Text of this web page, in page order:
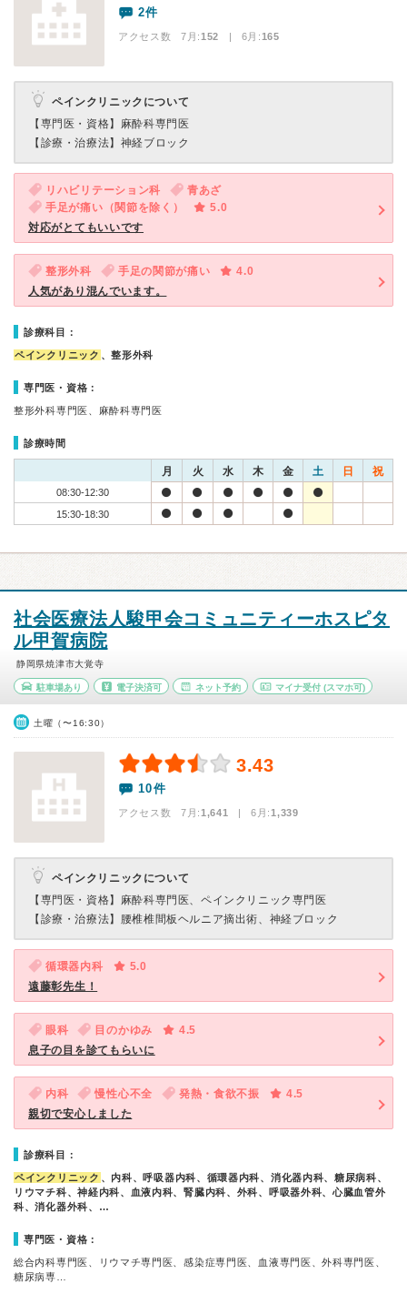
2件
アクセス数 7月:152 | 6月:165
ペインクリニックについて
【専門医・資格】 麻酔科専門医
【診療・治療法】 神経ブロック
リハビリテーション科
青あざ
手足が痛い（関節を除く）
5.0
対応がとてもいいです
整形外科 手足の関節が痛い
4.0
人気があり混んでいます。
診療科目：
ペインクリニック 、整形外科
専門医・資格：
整形外科専門医、麻酔科専門医
診療時間
月 火 水 木 金 土 日 祝
08:30-12:30
15:30-18:30
社会医療法人駿甲会コミュニティーホスピタ
ル甲賀病院
静岡県焼津市大覚寺
駐車場あり 電子決済可 ネット予約 マイナ受付 (スマホ可)
土曜（〜16:30）
3.43
10件
アクセス数 7月:1,641 | 6月:1,339
ペインクリニックについて
【専門医・資格】 麻酔科専門医、ペインクリニック専門医
【診療・治療法】
腰椎椎間板ヘルニア摘出術、神経ブロック
循環器内科
5.0
遠藤彰先生！
眼科 目のかゆみ
4.5
息子の目を診てもらいに
内科 慢性心不全 発熱・食欲不振
4.5
親切で安心しました
診療科目：
ペインクリニック 、内科、呼吸器内科、循環器内科、消化器内科、糖尿病科、
リウマチ科、神経内科、血液内科、腎臓内科、外科、呼吸器外科、心臓血管外
科、消化器外科、…
専門医・資格：
総合内科専門医、リウマチ専門医、感染症専門医、血液専門医、外科専門医、
糖尿病専…